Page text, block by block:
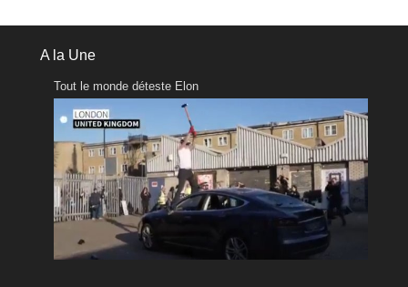
A la Une
Tout le monde déteste Elon